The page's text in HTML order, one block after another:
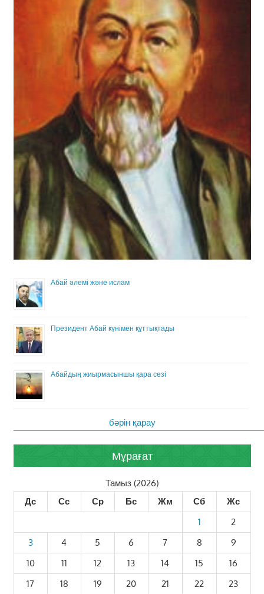
Абай әлемі және ислам
Президент Абай күнімен құттықтады
Абайдың жиырмасыншы қара сөзі
бәрін қарау
Мұрағат
Тамыз (2026)
Дс
Сс Ср Бс Жм Сб
Жс
1
2
3
4 5 6 7 8
9
10
11 12 13 14 15
16
17
18 19 20 21 22
23